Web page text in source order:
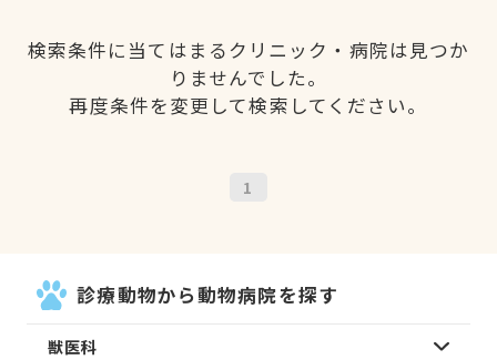
検索条件に当てはまるクリニック・病院は見つか
りませんでした。
再度条件を変更して検索してください。
1
診療動物から動物病院を探す
獣医科